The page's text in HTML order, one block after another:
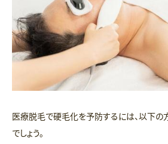
医療脱毛で硬毛化を予防するには、以下の
でしょう。